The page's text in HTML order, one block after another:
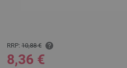
RRP: 10,88 €
8,36 €